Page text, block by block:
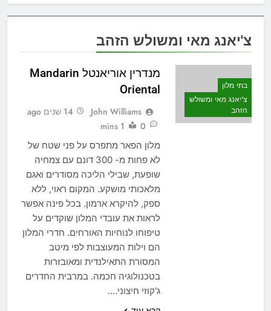
צ'יאנג מאי ומשולש הזהב
בתי מלון
צ'יאנג מאי ומשולש
הזהב
מנדרין אוריאנטל Mandarin
Oriental
John Williams
14 שנים ago
0
1 mins
מלון הפאר מתפרס על פני שטח של
לא פחות מ- 300 דונם עם צמחיה
שופעת, שבילי הליכה מסודרים ואגם
מלאכותי מושקע. המקום ראוי, ללא
ספק, להיקרא ארמון. בכל פינה אפשר
לראות את עובדי המלון שוקדים על
טיפוחו לנוחיות האורחים. חדרי המלון
הם וילות המעוצבות לפי מיטב
המסורת התאילנדית ומאובזרות
בטכנולוגיה חכמה. במרבית החדרים
ג'קוזי חיצוני….